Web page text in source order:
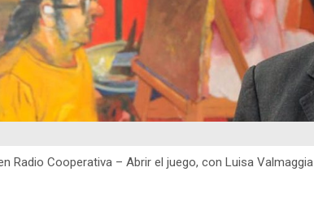
Radio Cooperativa – Abrir el juego, con Luisa Valmaggia